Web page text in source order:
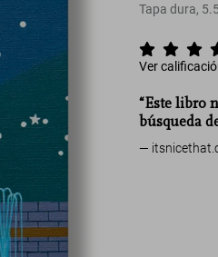
Tapa dura,
Ver
“Este libro
búsqueda